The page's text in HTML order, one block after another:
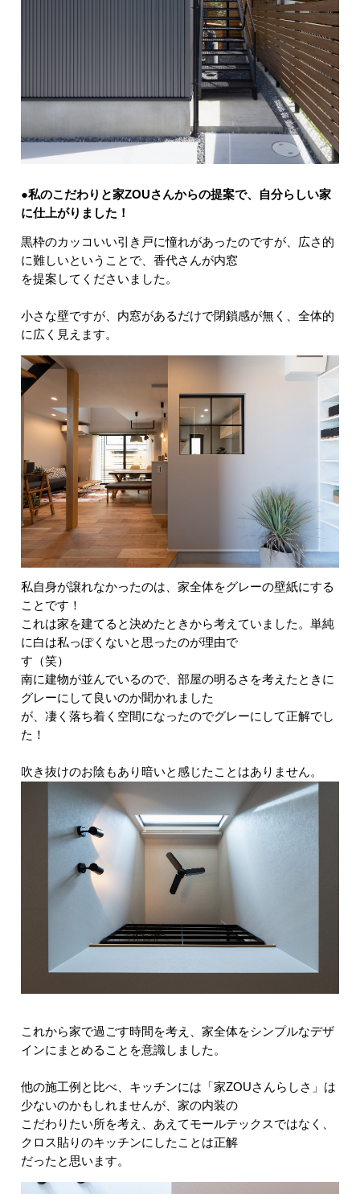
●私のこだわりと家ZOUさんからの提案で、自分らしい家
に仕上がりました！
黒枠のカッコいい引き戸に憧れがあったのですが、広さ的
に難しいということで、香代さんが内窓
を提案してくださいました。
小さな壁ですが、内窓があるだけで閉鎖感が無く、全体的
に広く見えます。
私自身が譲れなかったのは、家全体をグレーの壁紙にする
ことです！
これは家を建てると決めたときから考えていました。単純
に白は私っぽくないと思ったのが理由で
す（笑）
南に建物が並んでいるので、部屋の明るさを考えたときに
グレーにして良いのか聞かれました
が、凄く落ち着く空間になったのでグレーにして正解でし
た！
吹き抜けのお陰もあり暗いと感じたことはありません。
これから家で過ごす時間を考え、家全体をシンプルなデザ
インにまとめることを意識しました。
他の施工例と比べ、キッチンには「家ZOUさんらしさ」は
少ないのかもしれませんが、家の内装の
こだわりたい所を考え、あえてモールテックスではなく、
クロス貼りのキッチンにしたことは正解
だったと思います。